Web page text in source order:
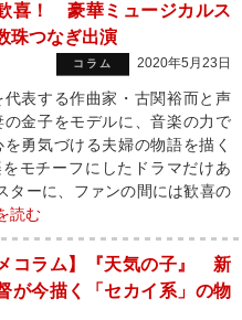
喜！ 豪華ミュージカルス
珠つなぎ出演
コラム 2020年5月23日
表する作曲家・古関裕而と声
の金子をモデルに、音楽の力で
を勇気づける夫婦の物語を描く
モチーフにしたドラマだけあ
ターに、ファンの間には歓喜の
読む
メコラム】『天気の子』 新
が今描く「セカイ系」の物